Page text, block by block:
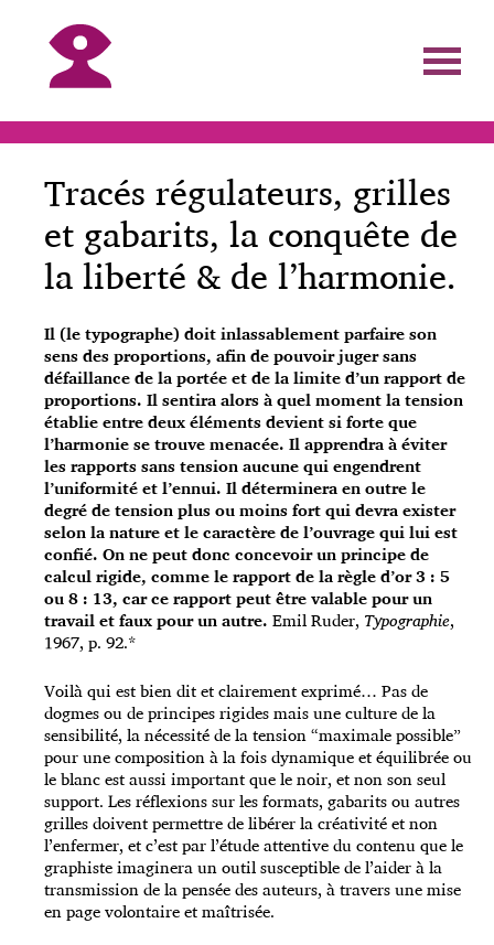
Tracés régulateurs, grilles
et gabarits, la conquête de
la liberté & de l’harmonie.
Il (le typographe) doit inlassablement parfaire son
sens des proportions, afin de pouvoir juger sans
défaillance de la portée et de la limite d’un rapport de
proportions. Il sentira alors à quel moment la tension
établie entre deux éléments devient si forte que
l’harmonie se trouve menacée. Il apprendra à éviter
les rapports sans tension aucune qui engendrent
l’uniformité et l’ennui. Il déterminera en outre le
degré de tension plus ou moins fort qui devra exister
selon la nature et le caractère de l’ouvrage qui lui est
confié. On ne peut donc concevoir un principe de
calcul rigide, comme le rapport de la règle d’or 3 : 5
ou 8 : 13, car ce rapport peut être valable pour un
travail et faux pour un autre. Emil Ruder, Typographie,
1967, p. 92.*
Voilà qui est bien dit et clairement exprimé… Pas de
dogmes ou de principes rigides mais une culture de la
sensibilité, la nécessité de la tension “maximale possible”
pour une composition à la fois dynamique et équilibrée ou
le blanc est aussi important que le noir, et non son seul
support. Les réflexions sur les formats, gabarits ou autres
grilles doivent permettre de libérer la créativité et non
l’enfermer, et c’est par l’étude attentive du contenu que le
graphiste imaginera un outil susceptible de l’aider à la
transmission de la pensée des auteurs, à travers une mise
en page volontaire et maîtrisée.